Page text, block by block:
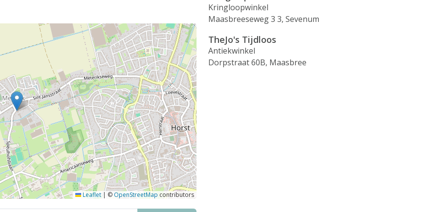
Leaflet | ©OpenStreetMap contributors
Kringloopwinkel
Maasbreeseweg 3 3, Sevenum
TheJo's Tijdloos
Antiekwinkel
Dorpstraat 60B, Maasbree